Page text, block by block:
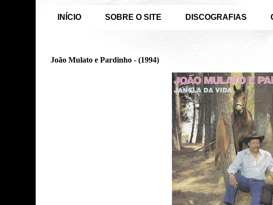
INÍCIO SOBRE O SITE DISCOGRAFIAS
João Mulato e Pardinho - (1994)